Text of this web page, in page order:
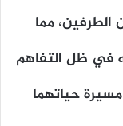
مما
في ظل التفاهم
حياتهما